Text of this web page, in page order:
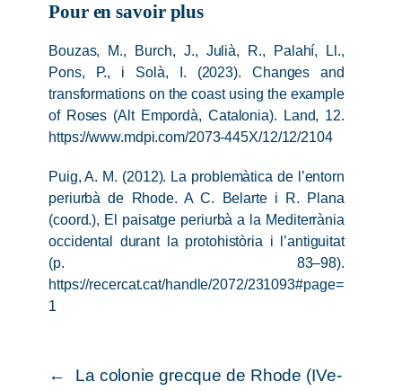
Pour en savoir plus
Bouzas, M., Burch, J., Julià, R., Palahí, Ll.,
Pons, P., i Solà, I. (2023). Changes and
transformations on the coast using the example
of Roses (Alt Empordà, Catalonia). Land, 12.
https://www.mdpi.com/2073-445X/12/12/2104
Puig, A. M. (2012). La problemàtica de l’entorn
periurbà de Rhode. A C. Belarte i R. Plana
(coord.), El paisatge periurbà a la Mediterrània
occidental durant la protohistòria i l’antiguitat
(p. 83–98).
https://recercat.cat/handle/2072/231093#page=
1
←
La colonie grecque de Rhode (IVe-